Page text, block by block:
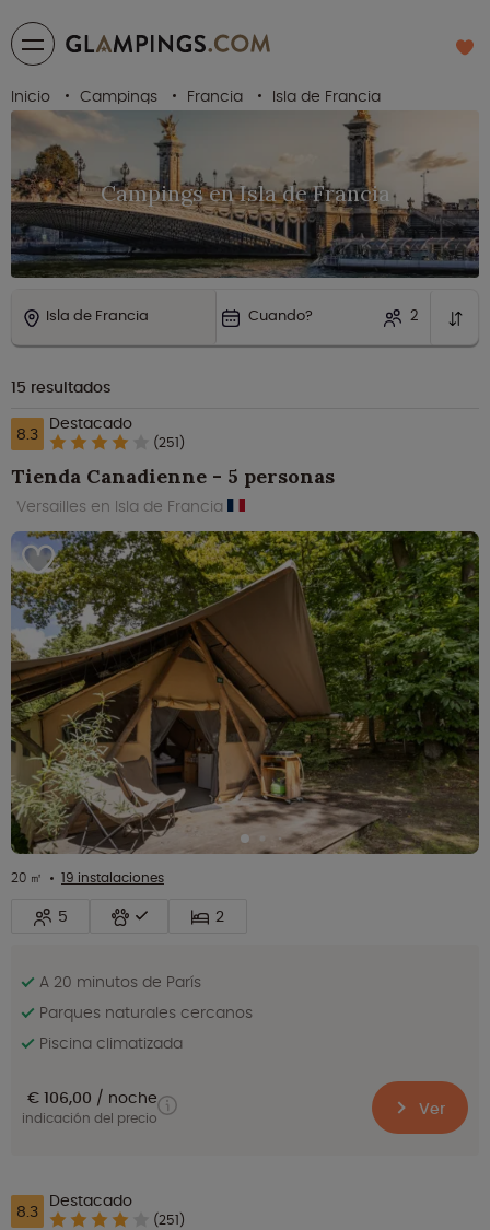
Inicio Campings Francia Isla de Francia
Campings en Isla de Francia
Isla de Francia Cuando? 2
15 resultados
8.3 Destacado
(251)
Tienda Canadienne - 5 personas
Versailles en Isla de Francia
20 ㎡ 19 instalaciones
5 2
A 20 minutos de París
Parques naturales cercanos
Piscina climatizada
€ 106,00 noche
indicación del precio Ver
8.3 Destacado
(251)